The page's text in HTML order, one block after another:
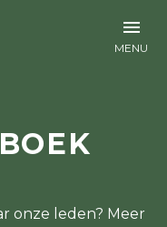
onze leden? Meer